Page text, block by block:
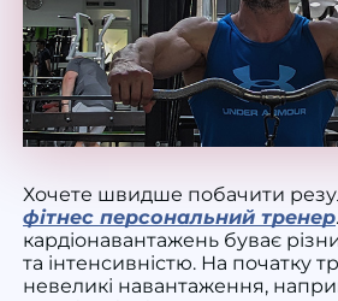
Хочете швидше побачити
фітнес персональний тренер
кардіонавантажень буває
та інтенсивністю. На початку
невеликі навантаження,